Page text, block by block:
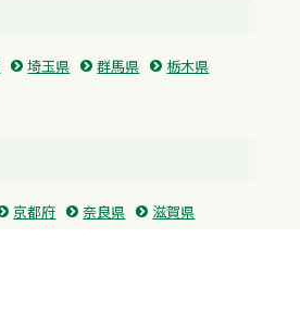
埼玉県 群馬県
栃木県
京都府 奈良県
滋賀県